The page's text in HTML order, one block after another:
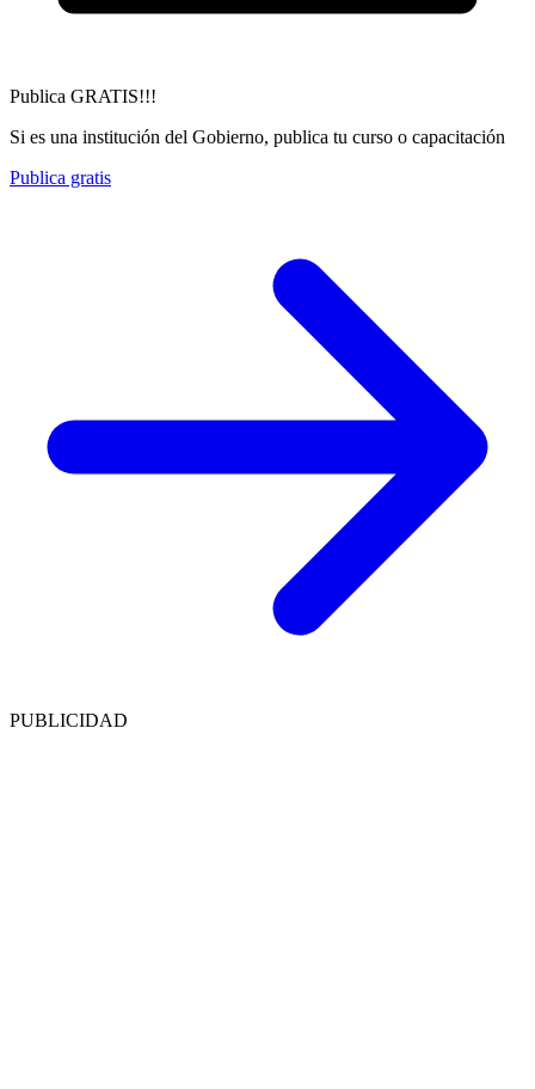
Publica GRATIS!!!
Si es una institución del Gobierno, publica tu curso o capacitación
Publica gratis
PUBLICIDAD